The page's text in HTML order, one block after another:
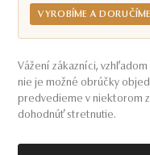
VYROBÍME A
Vážení zákazníci,
nie je možné obrúčky
predvedieme v niektorom
dohodnúť stretnutie.